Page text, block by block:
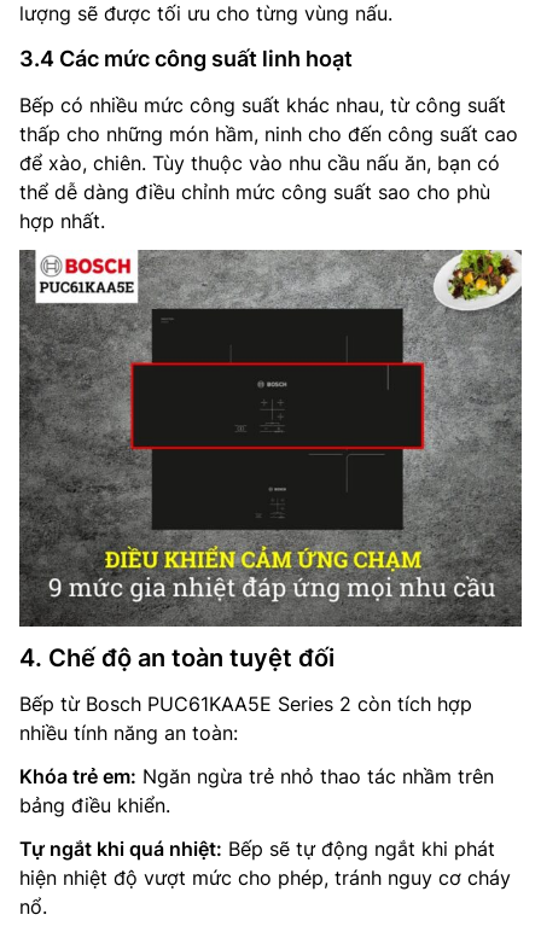
lượng sẽ được tối ưu cho từng vùng nấu.
3.4 Các mức công suất linh hoạt
Bếp có nhiều mức công suất khác nhau, từ công suất
thấp cho những món hầm, ninh cho đến công suất cao
để xào, chiên. Tùy thuộc vào nhu cầu nấu ăn, bạn có
thể dễ dàng điều chỉnh mức công suất sao cho phù
hợp nhất.
4. Chế độ an toàn tuyệt đối
Bếp từ Bosch PUC61KAA5E Series 2 còn tích hợp
nhiều tính năng an toàn:
Khóa trẻ em: Ngăn ngừa trẻ nhỏ thao tác nhầm trên
bảng điều khiển.
Tự ngắt khi quá nhiệt: Bếp sẽ tự động ngắt khi phát
hiện nhiệt độ vượt mức cho phép, tránh nguy cơ cháy
nổ.